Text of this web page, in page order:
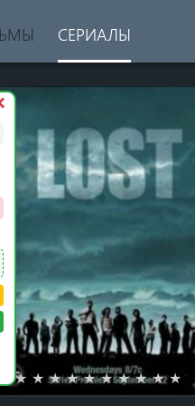
СЕРИАЛЫ
9
8 stars
7 stars
6 stars
5 stars
4 stars
3 stars
2 stars
1 star